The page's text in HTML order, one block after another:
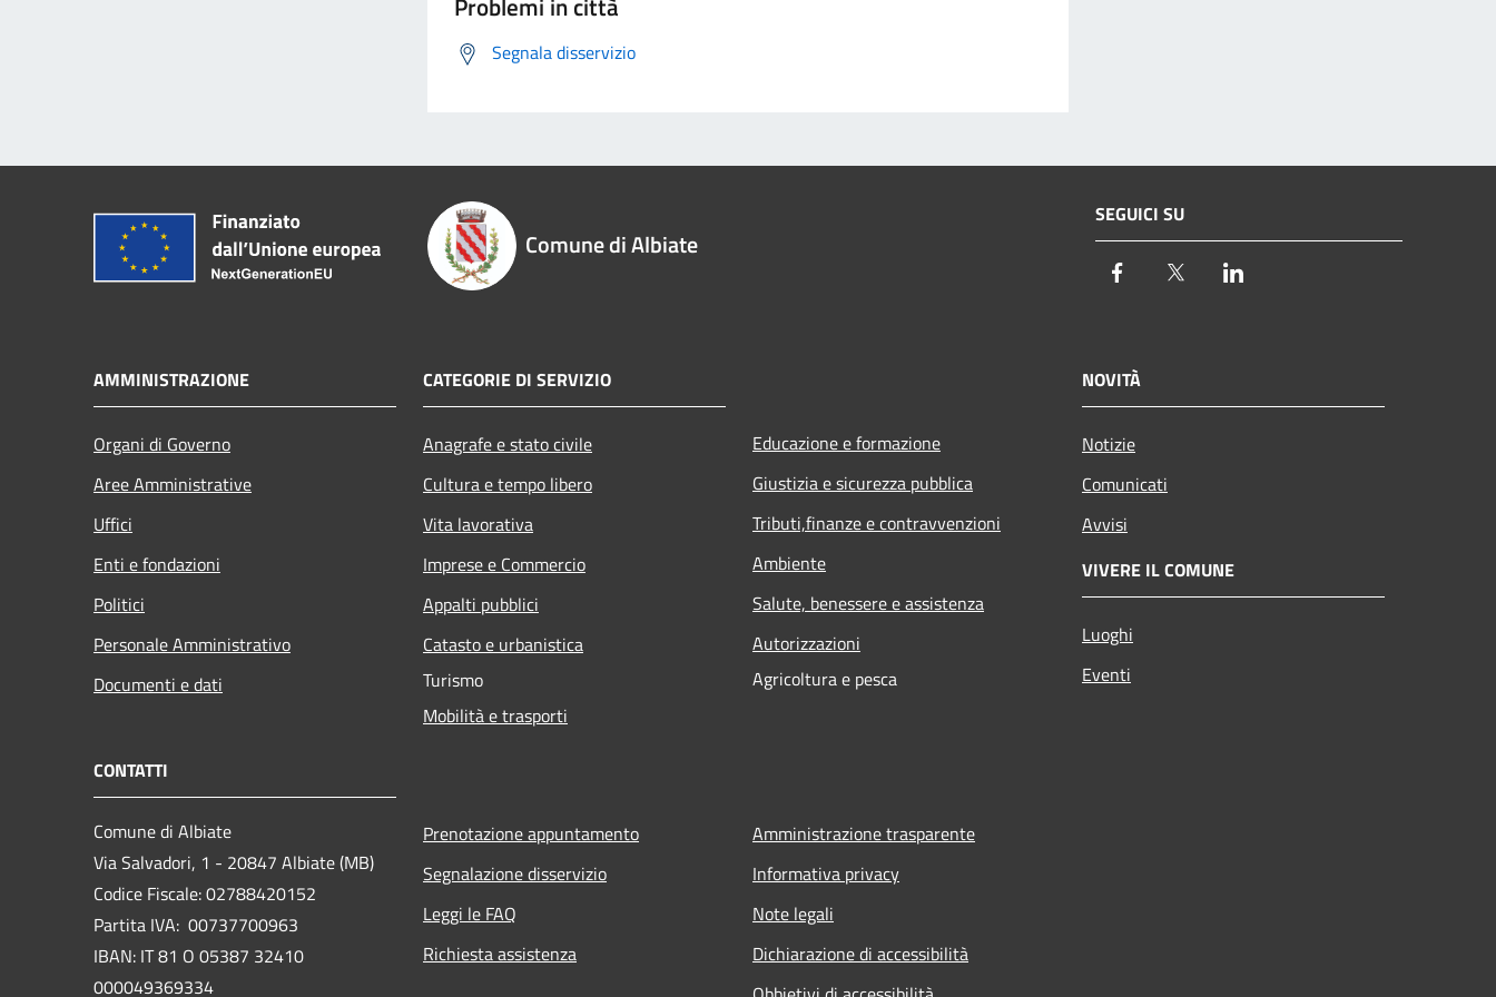
Segnala disservizio
Comune di Albiate
SEGUICI SU
Facebook Twitter
AMMINISTRAZIONE
Organi di Governo
Aree Amministrative
Uffici
Enti e fondazioni
Politici
Personale Amministrativo
Documenti e dati
CATEGORIE DI SERVIZIO
Anagrafe e stato civile
Cultura e tempo libero
Vita lavorativa
Imprese e Commercio
Appalti pubblici
Catasto e urbanistica
Turismo
Mobilità e trasporti
Educazione e formazione
Giustizia e sicurezza pubblica
Tributi,finanze e contravvenzioni
Ambiente
Salute, benessere e assistenza
Autorizzazioni
Agricoltura e pesca
NOVITÀ
Notizie
Comunicati
Avvisi
VIVERE IL COMUNE
Luoghi
Eventi
CONTATTI
Comune di Albiate
Via Salvadori, 1 - 20847 Albiate (MB)
Codice Fiscale: 02788420152
Partita IVA: 00737700963
IBAN: IT 81 O 05387 32410
000049369334
Prenotazione appuntamento
Segnalazione disservizio
Leggi le FAQ
Richiesta assistenza
Amministrazione trasparente
Informativa privacy
Note legali
Dichiarazione di accessibilità